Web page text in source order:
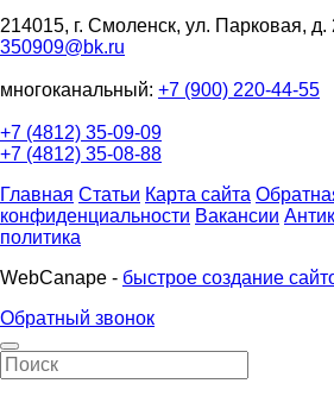
214015, г. Смоленск, ул. Парковая, д.
350909@bk.ru
многоканальный: +7 (900) 220-44-55
+7 (4812) 35-09-09
+7 (4812) 35-08-88
Главная Статьи Карта сайта
конфиденциальности Вакансии
политика
WebCanape - быстрое создание
Обратный звонок